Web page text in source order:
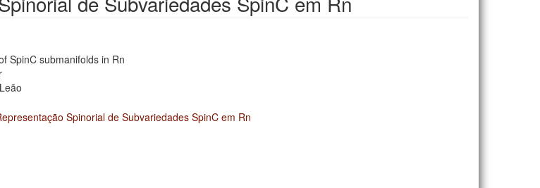
SpinC submanifolds in Rn
Spinorial de Subvariedades SpinC em Rn